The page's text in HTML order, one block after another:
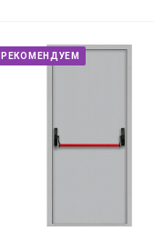
РЕКОМЕНДУЕМ